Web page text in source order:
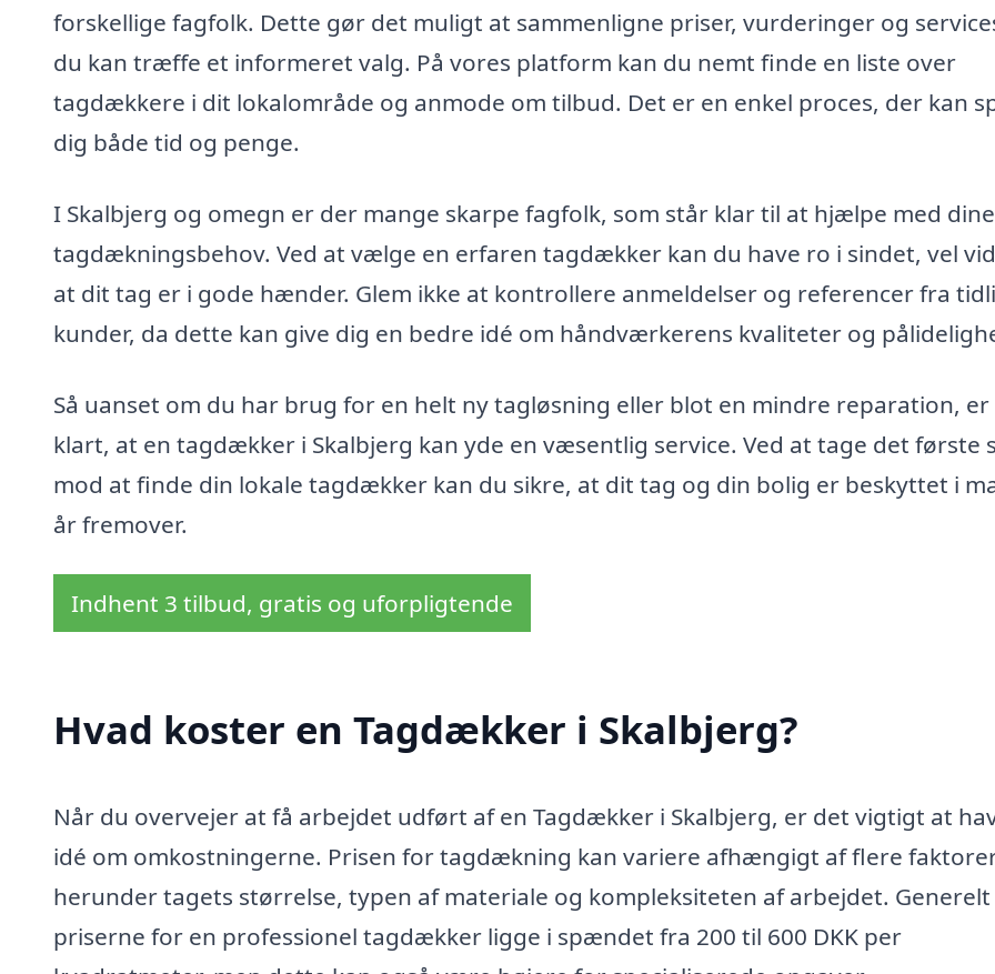
forskellige fagfolk. Dette gør det muligt at sammenligne priser, vurderinger og
du kan træffe et informeret valg. På vores platform kan du nemt finde en liste over
tagdækkere i dit lokalområde og anmode om tilbud. Det er en enkel proces, der kan
dig både tid og penge.
I Skalbjerg og omegn er der mange skarpe fagfolk, som står klar til at hjælpe med dine
tagdækningsbehov. Ved at vælge en erfaren tagdækker kan du have ro i sindet, vel
at dit tag er i gode hænder. Glem ikke at kontrollere anmeldelser og referencer fra
kunder, da dette kan give dig en bedre idé om håndværkerens kvaliteter og
Så uanset om du har brug for en helt ny tagløsning eller blot en mindre reparation,
klart, at en tagdækker i Skalbjerg kan yde en væsentlig service. Ved at tage det første
mod at finde din lokale tagdækker kan du sikre, at dit tag og din bolig er beskyttet i
år fremover.
Indhent 3 tilbud, gratis og uforpligtende
Hvad koster en Tagdækker i Skalbjerg?
Når du overvejer at få arbejdet udført af en Tagdækker i Skalbjerg, er det vigtigt at
idé om omkostningerne. Prisen for tagdækning kan variere afhængigt af flere
herunder tagets størrelse, typen af materiale og kompleksiteten af arbejdet. Generelt
priserne for en professionel tagdækker ligge i spændet fra 200 til 600 DKK per